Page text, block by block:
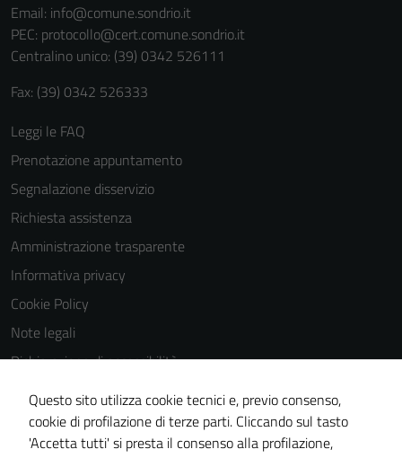
Email: info@comune.sondrio.it
PEC: protocollo@cert.comune.sondrio.it
Centralino unico: (39) 0342 526111
Fax: (39) 0342 526333
Leggi le FAQ
Prenotazione appuntamento
Segnalazione disservizio
Richiesta assistenza
Amministrazione trasparente
Informativa privacy
Cookie Policy
Note legali
Dichiarazione di accessibilità
Dichiarazione di accessibilità Servizi
Whistleblowing
Piano di miglioramento del sito
Questo sito utilizza cookie tecnici e, previo consenso,
cookie di profilazione di terze parti. Cliccando sul tasto
'Accetta tutti' si presta il consenso alla profilazione,